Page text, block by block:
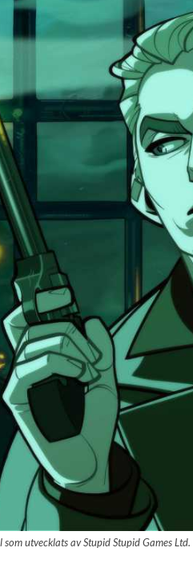
utvecklats av Stupid Stupid Games